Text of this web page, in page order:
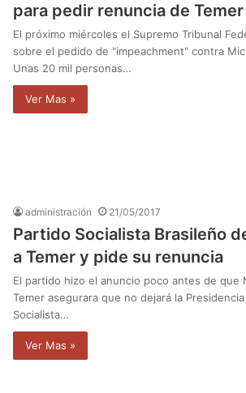
para pedir renuncia de Temer
El próximo miércoles el Supremo Tribunal
sobre el pedido de "impeachment" contra
Unas 20 mil personas…
Ver Mas »
administración 21/05/2017
Partido Socialista Brasileño
a Temer y pide su renuncia
El partido hizo el anuncio poco antes de que
Temer asegurara que no dejará la
Socialista…
Ver Mas »